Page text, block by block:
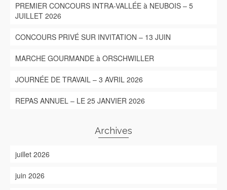
PREMIER CONCOURS INTRA-VALLÉE à NEUBOIS – 5
JUILLET 2026
CONCOURS PRIVÉ SUR INVITATION – 13 JUIN
MARCHE GOURMANDE à ORSCHWILLER
JOURNÉE DE TRAVAIL – 3 AVRIL 2026
REPAS ANNUEL – LE 25 JANVIER 2026
Archives
juillet 2026
juin 2026